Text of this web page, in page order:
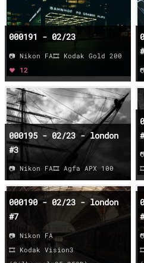
000191 - 02/23
📷 Nikon FA🎞️ Kodak Gold 200
❤️ 12
000195 - 02/23 - london
#3
📷 Nikon FA🎞️ Agfa APX 100
000190 - 02/23 - london
#7
📷 Nikon FA
🎞️ Kodak Vision3